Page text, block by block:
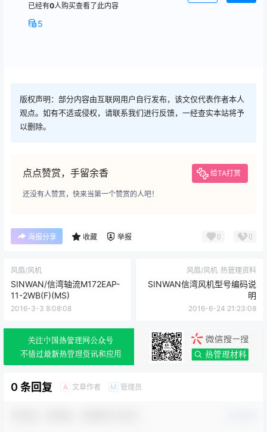
已经有0人购买查看了此内容
5
版权声明：部分内容由互联网用户自行发布，该文仅代表作者本人
观点。如有不适或侵权，请联系我们进行反馈，一经查实本站将予
以删除。
点点赞赏，手留余香 给TA打赏
还没有人赞赏，快来当第一个赞赏的人吧！
海报分享 收藏 举报 0 0
风扇/风机
SINWAN/信湾轴流M172EAP-
11-2WB(F)(MS)
2016-3-3 8:08:08
风扇/风机 热管理资料
SINWAN信湾风机型号编码说
明
2016-6-24 21:23:08
0 条回复 A 文章作者 M 管理员